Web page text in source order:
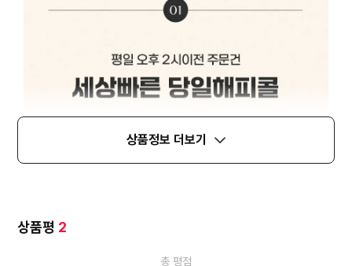
상품정보 더보기
상품평 2
총 평점